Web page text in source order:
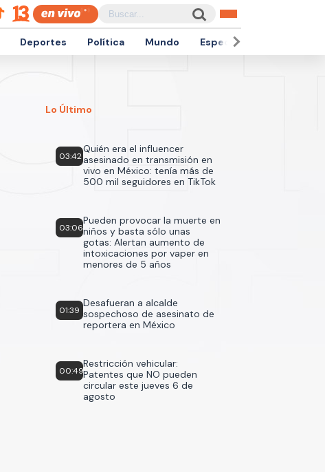
Deportes Política Mundo Espectáculos
Lo Último
03:42
Quién era el influencer
asesinado en transmisión en
vivo en México: tenía más de
500 mil seguidores en TikTok
03:06
Pueden provocar la muerte en
niños y basta sólo unas
gotas: Alertan aumento de
intoxicaciones por vaper en
menores de 5 años
01:39
Desafueran a alcalde
sospechoso de asesinato de
reportera en México
00:49
Restricción vehicular:
Patentes que NO pueden
circular este jueves 6 de
agosto